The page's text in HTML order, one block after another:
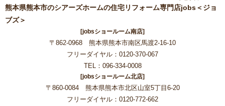
熊本県熊本市のシアーズホームの住宅リフォーム専門店jobs＜ジョ
ブズ＞
[jobsショールーム南店]
〒862-0968 熊本県熊本市南区馬渡2-16-10
フリーダイヤル：0120-370-067
TEL：096-334-0008
[jobsショールーム北店]
〒860-0084 熊本県熊本市北区山室5丁目6-20
フリーダイヤル：0120-772-662